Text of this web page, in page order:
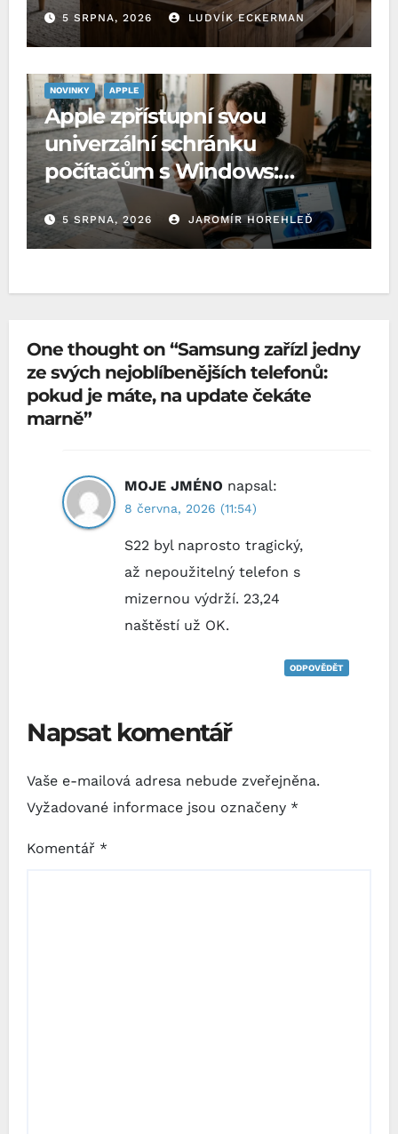
5 SRPNA, 2026 LUDVÍK ECKERMAN
NOVINKY APPLE
Apple zpřístupní svou
univerzální schránku
počítačům s Windows:
Microsoft o to požádal EU
5 SRPNA, 2026 JAROMÍR HOREHLEĎ
One thought on “Samsung zařízl jedny
ze svých nejoblíbenějších telefonů:
pokud je máte, na update čekáte
marně”
MOJE JMÉNO napsal:
8 června, 2026 (11:54)
S22 byl naprosto tragický,
až nepoužitelný telefon s
mizernou výdrží. 23,24
naštěstí už OK.
ODPOVĚDĚT
Napsat komentář
Vaše e-mailová adresa nebude zveřejněna.
Vyžadované informace jsou označeny *
Komentář *